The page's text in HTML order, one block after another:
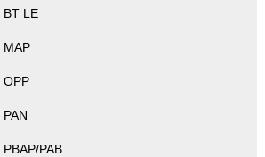
BT LE
MAP
OPP
PAN
PBAP/PAB